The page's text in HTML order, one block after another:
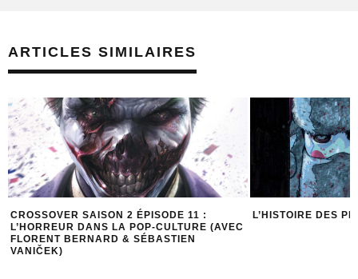
ARTICLES SIMILAIRES
L’HISTOIRE DES PÈRES NOËL TUEURS
COMBIEN DE